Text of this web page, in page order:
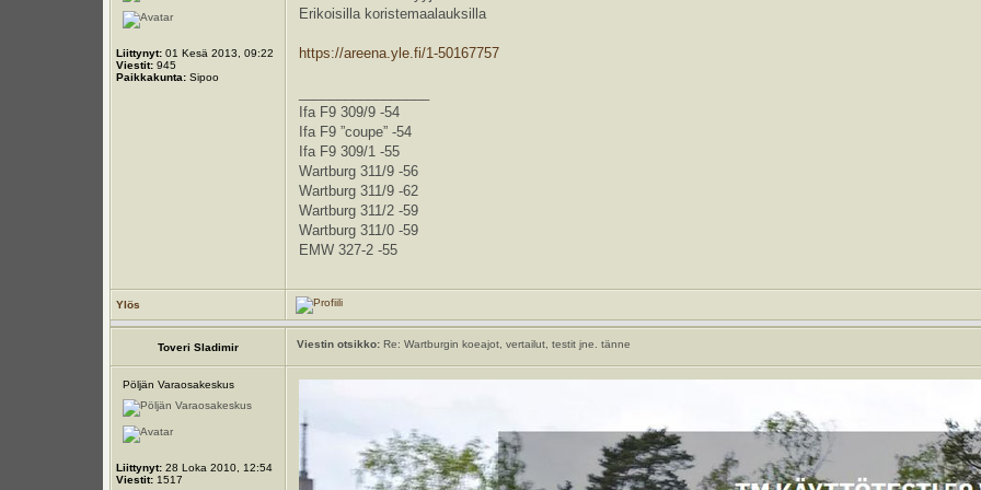
Liittynyt: 01 Kesä 2013, 09:22
Viestit: 945
Paikkakunta: Sipoo
Erikoisilla koristemaalauksilla
https://areena.yle.fi/1-50167757
Ifa F9 309/9 -54
Ifa F9 ”coupe” -54
Ifa F9 309/1 -55
Wartburg 311/9 -56
Wartburg 311/9 -62
Wartburg 311/2 -59
Wartburg 311/0 -59
EMW 327-2 -55
Ylös
Toveri Sladimir Viestin otsikko: Re: Wartburgin koeajot, vertailut, testit jne. tänne
Pöljän Varaosakeskus
Liittynyt: 28 Loka 2010, 12:54
Viestit: 1517